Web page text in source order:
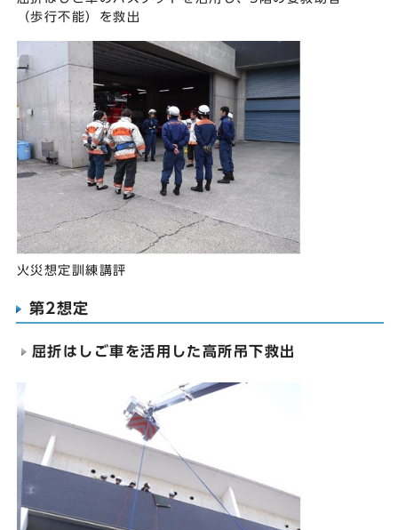
（歩行不能）を救出
火災想定訓練講評
第2想定
屈折はしご車を活用した高所吊下救出